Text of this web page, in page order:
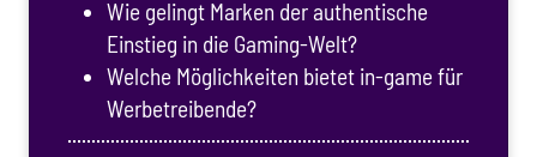
Wie gelingt Marken der authentische
Einstieg in die Gaming-Welt?
Welche Möglichkeiten bietet in-game für
Werbetreibende?